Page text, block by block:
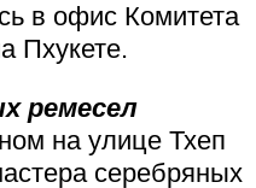
в офис Комитета
Пхукете.
ремесел
на улице Тхеп
серебряных